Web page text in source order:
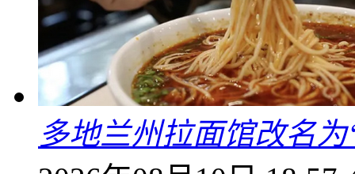
多地兰州拉面馆改名